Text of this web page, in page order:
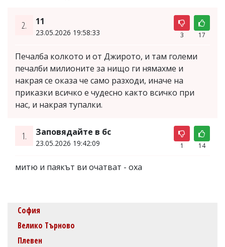
2. 11
23.05.2026 19:58:33 3 17
Печалба колкото и от Джирото, и там големи
печалби милионите за нищо ги нямахме и
накрая се оказа че само разходи, иначе на
приказки всичко е чудесно както всичко при
нас, и накрая тупалки.
1. Заповядайте в бс
23.05.2026 19:42:09 1 14
митю и паякът ви очатват - оха
София
Велико Търново
Плевен